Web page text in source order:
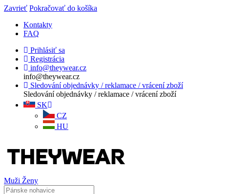
Zavrieť Pokračovať do košíka
Kontakty
FAQ
Prihlásiť sa
Registrácia
info@theywear.cz
info@theywear.cz
Sledování objednávky / reklamace / vrácení zboží
Sledování objednávky / reklamace / vrácení zboží
SK
CZ
HU
Muži Ženy